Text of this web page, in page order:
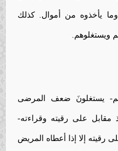
وما يأخذوه من أموال. كذلك
ويستغلوهم.
يستغلونَ ضعف المرضى
مقابل على رقيته وقراءته-
رقيته إلا إذا أعطاه المريض